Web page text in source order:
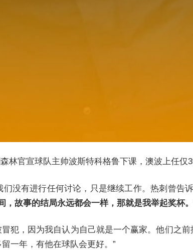
林官宣球队主帅波斯特科格鲁下课，澳波上任仅
没有进行任何讨论，只是继续工作。热刺曾告
，故事的结局永远都会一样，那就是我举起奖杯
犯，因为我自认为自己就是一个赢家。他们之
一年，有他在球队会更好。”